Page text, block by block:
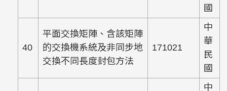
國
40
平面交換矩陣、含該矩陣
的交換機系統及非同步地
交換不同長度封包方法
171021
中
華
民
國
中